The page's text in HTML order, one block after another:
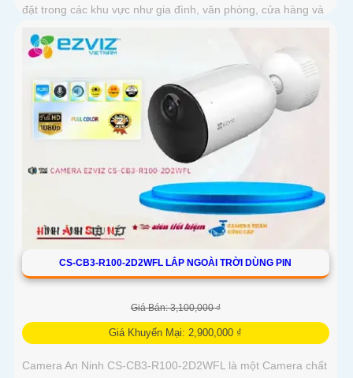
đặt trong các khu vực như gia đình, văn phòng, cửa hàng và
CS-CB3-R100-2D2WFL LẮP NGOÀI TRỜI DÙNG PIN
Giá Bán: 3,100,000 ₫
Giá Khuyến Mại: 2,900,000 ₫
Camera An Ninh CS-CB3-R100-2D2WFL là một Camera chất